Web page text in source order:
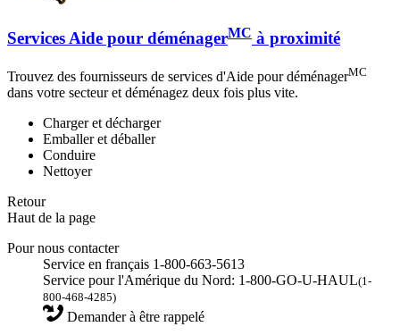
Services Aide pour déménagerMC à proximité
Trouvez des fournisseurs de services d'Aide pour déménagerMC
dans votre secteur et déménagez deux fois plus vite.
Charger et décharger
Emballer et déballer
Conduire
Nettoyer
Retour
Haut de la page
Pour nous contacter
Service en français 1-800-663-5613
Service pour l'Amérique du Nord: 1-800-GO-U-HAUL(1-
800-468-4285)
Demander à être rappelé